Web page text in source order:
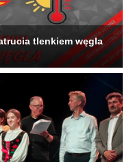
tlenkiem węgla